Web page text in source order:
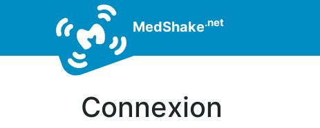
MedShake.net
Connexion